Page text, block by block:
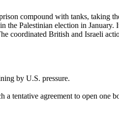
compound with tanks, taking
the Palestinian election in January.
coordinated British and Israeli
by U.S. pressure.
a tentative agreement to open one